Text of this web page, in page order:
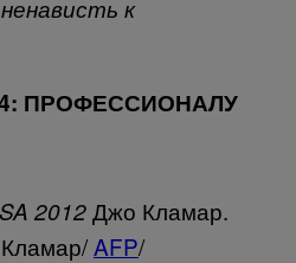
к
ПРОФЕССИОНАЛУ
2012Джо Кламар.
AFP/